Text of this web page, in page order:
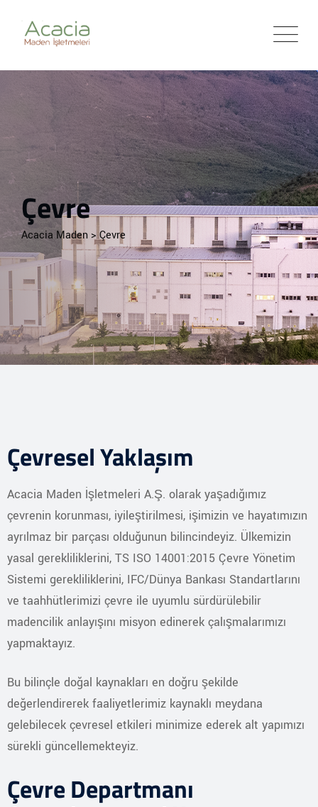
Çevre
Acacia Maden >Çevre
Çevresel Yaklaşım
Acacia Maden İşletmeleri A.Ş. olarak yaşadığımız
çevrenin korunması, iyileştirilmesi, işimizin ve hayatımızın
ayrılmaz bir parçası olduğunun bilincindeyiz. Ülkemizin
yasal gerekliliklerini, TS ISO 14001:2015 Çevre Yönetim
Sistemi gerekliliklerini, IFC/Dünya Bankası Standartlarını
ve taahhütlerimizi çevre ile uyumlu sürdürülebilir
madencilik anlayışını misyon edinerek çalışmalarımızı
yapmaktayız.
Bu bilinçle doğal kaynakları en doğru şekilde
değerlendirerek faaliyetlerimiz kaynaklı meydana
gelebilecek çevresel etkileri minimize ederek alt yapımızı
sürekli güncellemekteyiz.
Çevre Departmanı